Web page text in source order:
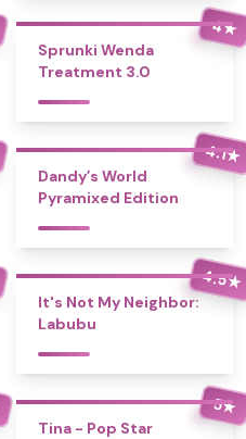
4★
Sprunki Wenda
Treatment 3.0
4.1★
Dandy’s World
Pyramixed Edition
4.5★
It's Not My Neighbor:
Labubu
5★
Tina - Pop Star